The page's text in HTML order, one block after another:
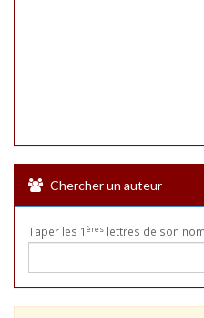
Chercher un auteur
Taper les 1 ères lettres de son